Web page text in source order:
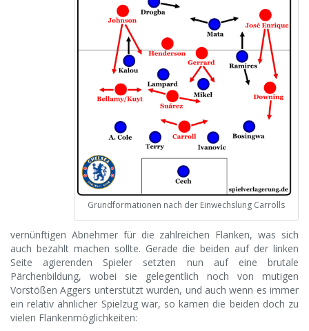
Grundformationen nach der Einwechslung Carrolls
vernünftigen Abnehmer für die zahlreichen Flanken, was sich
auch bezahlt machen sollte. Gerade die beiden auf der linken
Seite agierenden Spieler setzten nun auf eine brutale
Pärchenbildung, wobei sie gelegentlich noch von mutigen
Vorstößen Aggers unterstützt wurden, und auch wenn es immer
ein relativ ähnlicher Spielzug war, so kamen die beiden doch zu
vielen Flankenmöglichkeiten: